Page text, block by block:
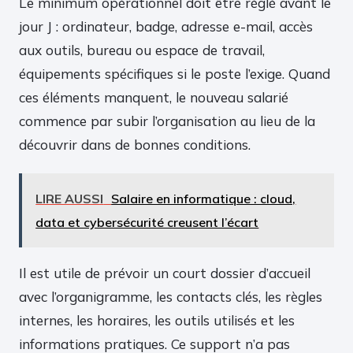
jour J : ordinateur, badge, adresse e-mail, accès
aux outils, bureau ou espace de travail,
équipements spécifiques si le poste l’exige. Quand
ces éléments manquent, le nouveau salarié
commence par subir l’organisation au lieu de la
découvrir dans de bonnes conditions.
LIRE AUSSI Salaire en informatique : cloud,
data et cybersécurité creusent l’écart
Il est utile de prévoir un court dossier d’accueil
avec l’organigramme, les contacts clés, les règles
internes, les horaires, les outils utilisés et les
informations pratiques. Ce support n’a pas